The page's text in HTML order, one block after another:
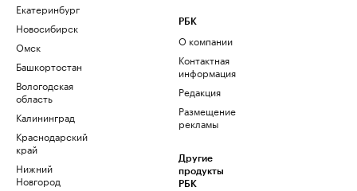
Екатеринбург
Новосибирск
Омск
Башкортостан
Вологодская
область
Калининград
Краснодарский
край
Нижний
Новгород
РБК
О компании
Контактная
информация
Редакция
Размещение
рекламы
Другие
продукты
РБК